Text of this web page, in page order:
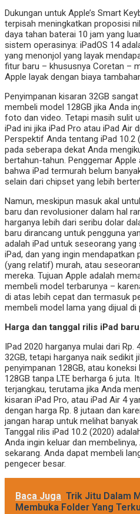
Dukungan untuk Apple’s Smart
terpisah meningkatkan proposisi
daya tahan baterai 10 jam yang
sistem operasinya: iPadOS 14
yang menonjol yang layak
fitur baru – khususnya Coretan –
Apple layak dengan biaya
Penyimpanan kisaran 32GB
membeli model 128GB jika Anda
foto dan video. Tetapi masih sulit
iPad ini jika iPad Pro atau iPad Air
Perspektif Anda tentang iPad 10.2
pada seberapa dekat Anda
bertahun-tahun. Penggemar
bahwa iPad termurah belum
selain dari chipset yang lebih
Namun, meskipun masuk akal
baru dan revolusioner dalam hal
harganya lebih dari seribu dolar
baru dirancang untuk pengguna
adalah iPad untuk seseorang
iPad, dan yang ingin mendapatkan
(yang relatif) murah, atau
mereka. Tujuan Apple adalah
membeli model terbarunya –
di atas lebih cepat dan termasuk
membeli model lama yang dijual di
Harga dan tanggal rilis iPad
IPad 2020 harganya mulai dari
32GB, tetapi harganya naik sedikit
penyimpanan 128GB, atau koneksi
128GB tanpa LTE berharga 6 juta.
terjangkau, terutama jika Anda
kisaran iPad Pro, atau iPad Air 4
dengan harga Rp. 8 jutaan dan
jangan harap untuk melihat
Tanggal rilis iPad 10.2 (2020)
Anda ingin keluar dan
sekarang. Anda dapat membeli
pengecer besar.
Baca Juga Trik Jitu Dalam
Membuka Folder Yang